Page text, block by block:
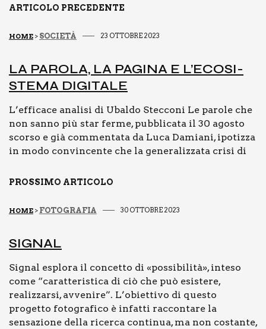
o
k
k
ARTICOLO PRECEDENTE
HOME > SOCIETÀ 23 OTTOBRE 2023
LA PARO­LA, LA PAGI­NA E L’E­CO­SI­
STE­MA DIGI­TA­LE
L’efficace analisi di Ubaldo Stecconi Le parole che
non sanno più star ferme, pubblicata il 30 agosto
scorso e già commentata da Luca Damiani, ipotizza
in modo convincente che la generalizzata crisi di
PROSSIMO ARTICOLO
HOME > FOTOGRAFIA 30 OTTOBRE 2023
SIGNAL
Signal esplora il concetto di «possibilità», inteso
come “caratteristica di ciò che può esistere,
realizzarsi, avvenire”. L’obiettivo di questo
progetto fotografico è infatti raccontare la
sensazione della ricerca continua, ma non costante,